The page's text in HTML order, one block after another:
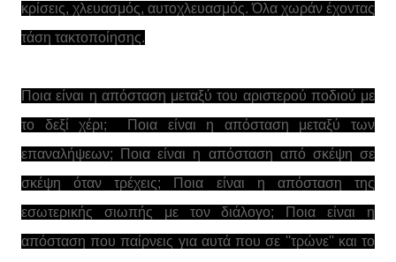
κρίσεις, χλευασμός, αυτοχλευασμός. Όλα χωράν έχοντας
τάση τακτοποίησης.
Ποια είναι η απόσταση μεταξύ του αριστερού ποδιού με
το δεξί χέρι; Ποια είναι η απόσταση μεταξύ των
επαναλήψεων; Ποια είναι η απόσταση από σκέψη σε
σκέψη όταν τρέχεις; Ποια είναι η απόσταση της
εσωτερικής σιωπής με τον διάλογο; Ποια είναι η
απόσταση που παίρνεις για αυτά που σε ''τρώνε'' και το